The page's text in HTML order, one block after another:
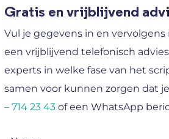
Gratis en vrijblijvend
Vul je gegevens in en
een vrijblijvend telefonisch
experts in welke fase van het
samen voor kunnen zorgen dat
– 714 23 43of een WhatsApp